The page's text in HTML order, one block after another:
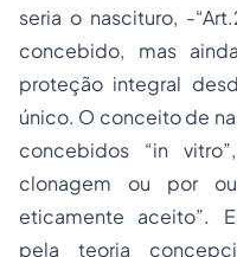
seria o nascituro, -
concebido, mas
proteção integral
único. O conceito de
concebidos “in
clonagem ou por
eticamente aceito”.
pela teoria